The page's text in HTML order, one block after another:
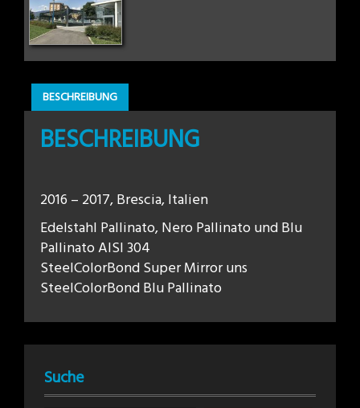
BESCHREIBUNG
BESCHREIBUNG
2016 – 2017, Brescia, Italien
Edelstahl Pallinato, Nero Pallinato und Blu
Pallinato AISI 304
SteelColorBond Super Mirror uns
SteelColorBond Blu Pallinato
Suche